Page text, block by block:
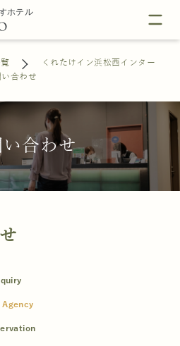
くれたけイン浜松西インター
合わせ
い合わせ
Agency